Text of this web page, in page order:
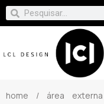
home / área externa